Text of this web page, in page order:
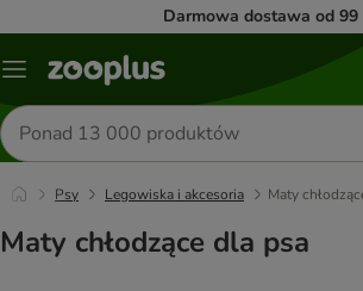
Darmowa dostawa od 99
Menu
Szukaj
produktów
Psy Legowiska i akcesoria Maty
Maty chłodzące dla psa